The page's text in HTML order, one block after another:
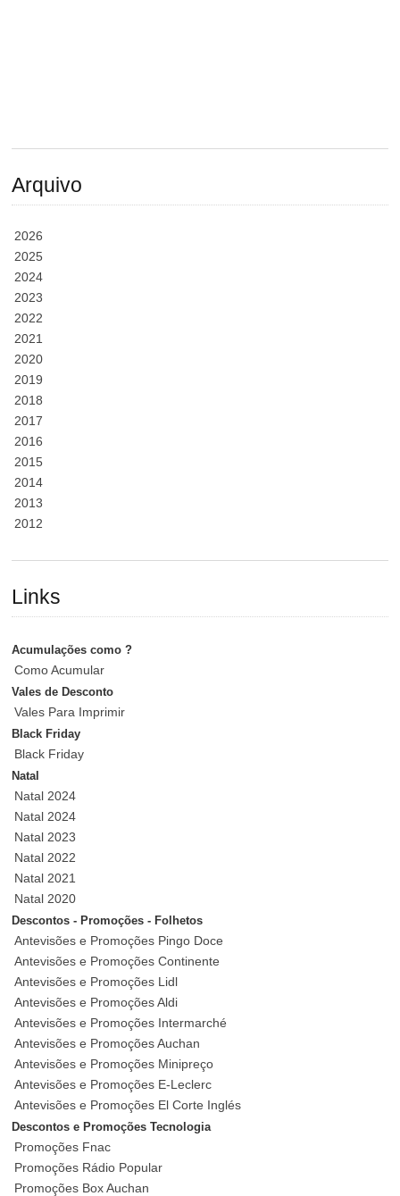
Arquivo
2026
2025
2024
2023
2022
2021
2020
2019
2018
2017
2016
2015
2014
2013
2012
Links
Acumulações como ?
Como Acumular
Vales de Desconto
Vales Para Imprimir
Black Friday
Black Friday
Natal
Natal 2024
Natal 2024
Natal 2023
Natal 2022
Natal 2021
Natal 2020
Descontos - Promoções - Folhetos
Antevisões e Promoções Pingo Doce
Antevisões e Promoções Continente
Antevisões e Promoções Lidl
Antevisões e Promoções Aldi
Antevisões e Promoções Intermarché
Antevisões e Promoções Auchan
Antevisões e Promoções Minipreço
Antevisões e Promoções E-Leclerc
Antevisões e Promoções El Corte Inglés
Descontos e Promoções Tecnologia
Promoções Fnac
Promoções Rádio Popular
Promoções Box Auchan